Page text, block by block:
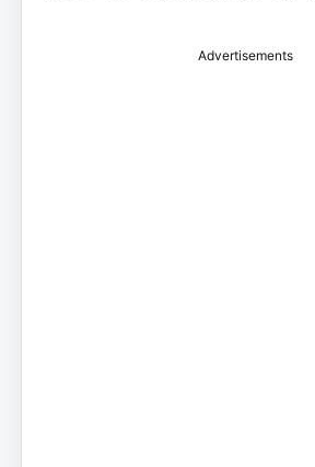
Advertisements